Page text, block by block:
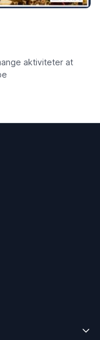
aktiviteter at